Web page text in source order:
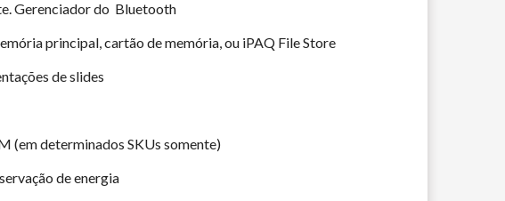
Gerenciador do Bluetooth
principal, cartão de memória, ou iPAQ File Store
de slides
(em determinados SKUs somente)
de energia